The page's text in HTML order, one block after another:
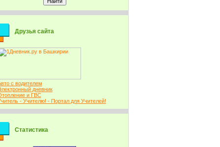
Друзья сайта
с водителем
дневник
и ГВС
- Учителю! - Портал для Учителей!
Статистика